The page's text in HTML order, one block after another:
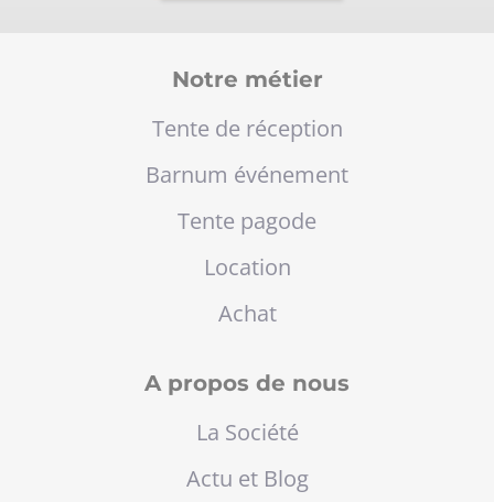
Notre métier
Tente de réception
Barnum événement
Tente pagode
Location
Achat
A propos de nous
La Société
Actu et Blog